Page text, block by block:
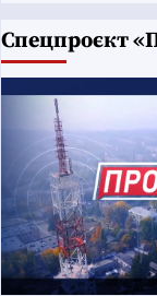
Cпецпроєкт